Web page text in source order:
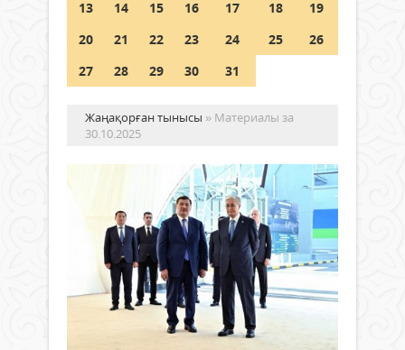
13
14 15 16 17 18
19
20
21 22 23 24 25
26
27
28 29 30 31
Жаңақорған тынысы » Материалы за
30.10.2025
Жаңалықтар
30 қазан
2025 ж.
2 063
Толығырақ